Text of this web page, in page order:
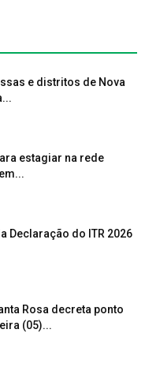
e distritos de Nova
estagiar na rede
Declaração do ITR 2026
Rosa decreta ponto
(05)...